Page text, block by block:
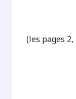
(les pages